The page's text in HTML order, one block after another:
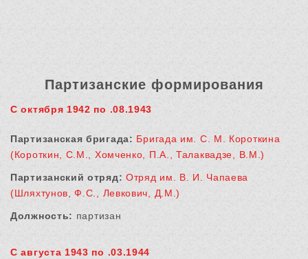
Партизанские формирования
С октября 1942 по .08.1943
Партизанская бригада: Бригада им. С. М. Короткина
(Короткин, С.М., Хомченко, П.А., Талаквадзе, В.М.)
Партизанский отряд: Отряд им. В. И. Чапаева
(Шляхтунов, Ф.С., Левкович, Д.М.)
Должность: партизан
С августа 1943 по .03.1944